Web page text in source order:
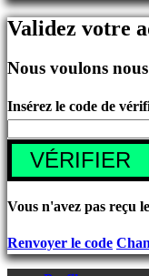
de
casse
Jeux
combat
Demos
Communauté
Gameplays
Validez votre
Nous voulons
Insérez le code de
VÉRIFIER
Vous n'avez pas reçu
Renvoyer le code